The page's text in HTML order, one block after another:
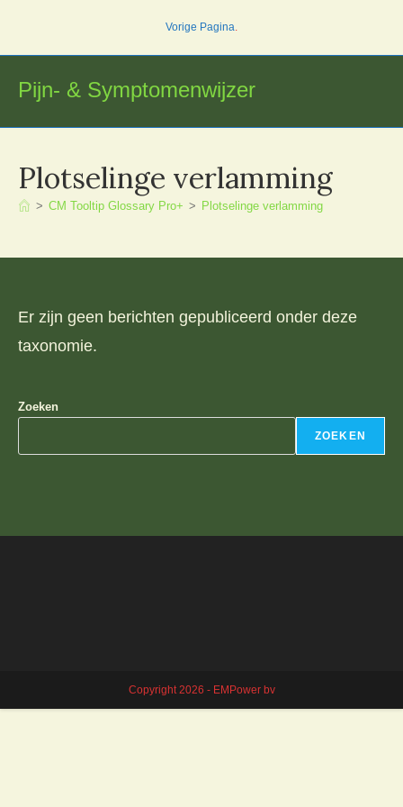
inhoud
Vorige Pagina.
Pijn- & Symptomenwijzer
Plotselinge verlamming
> CM Tooltip Glossary Pro+ > Plotselinge verlamming
Er zijn geen berichten gepubliceerd onder deze
taxonomie.
Zoeken
ZOEKEN
Copyright 2026 - EMPower bv